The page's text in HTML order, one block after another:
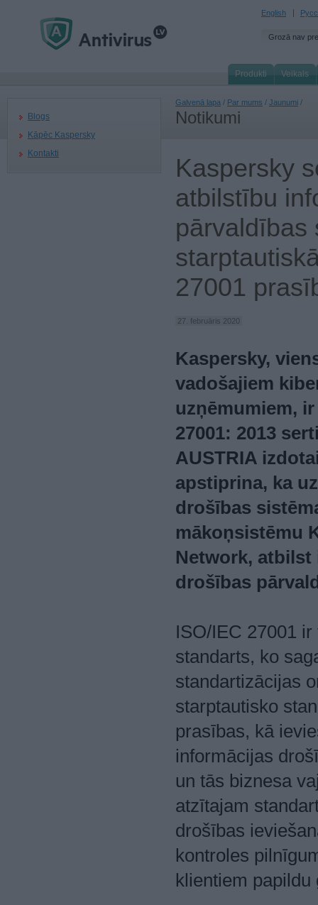
English
Grozā nav
Produkti Veikals
Blogs
Kāpēc Kaspersky
Kontakti
Galvenā lapa / Par mums / Jaunumi /
Notikumi
Kaspersky
atbilstību
pārvaldības
27001
27. februāris 2020
Kaspersky,
vadošajiem
uzņēmumiem,
27001: 2013
AUSTRIA
apstiprina, ka
drošības
mākoņsistēmu
Network,
drošības
ISO/IEC 27001
standarts, ko
standartizācijas
starptautisko
prasības, kā
informācijas
un tās biznesa
atzītajam
drošības
kontroles
klientiem